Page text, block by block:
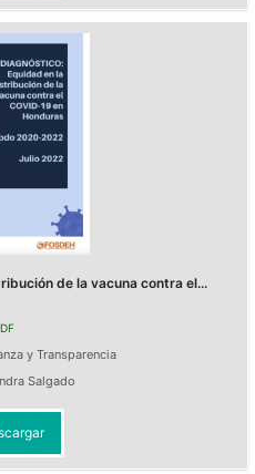
de la vacuna contra el...
y Transparencia
Salgado